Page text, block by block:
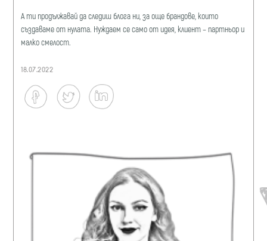
А ти продължавай да следиш блога ни, за още брандове, които
създаваме от нулата. Нуждаем се само от идея, клиент – партньор и
малко смелост.
18.07.2022